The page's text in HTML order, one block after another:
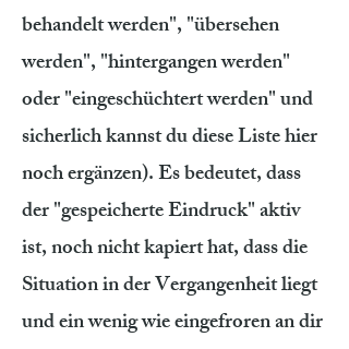
behandelt werden", "übersehen
werden", "hintergangen werden"
oder "eingeschüchtert werden" und
sicherlich kannst du diese Liste hier
noch ergänzen). Es bedeutet, dass
der "gespeicherte Eindruck" aktiv
ist, noch nicht kapiert hat, dass die
Situation in der Vergangenheit liegt
und ein wenig wie eingefroren an dir